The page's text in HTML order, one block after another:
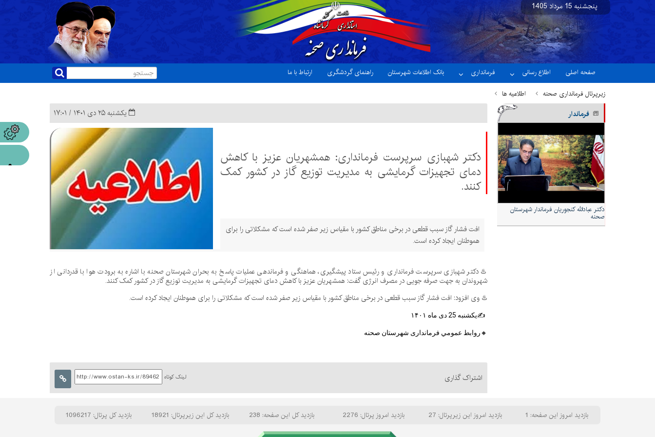
پنجشنبه 15 مرداد 1405نسخه آزمایشی
صفحه اصلی اطلاع رسانی فرمانداری بانک اطلاعات شهرستان راهنمای گردشگری
ارتباط با ما
زیرپرتال فرمانداری صحنه
اطلاعیه ها
یکشنبه ۲۵ دی ۱۴۰۱ / ۱۷:۰۱
دکتر شهبازی سرپرست فرمانداری: همشهریان عزیز با کاهش
دمای تجهیزات گرمایشی به مدیریت توزیع گاز در کشور کمک
کنند.
افت فشار گاز سبب قطعی در برخی مناطق کشور با مقیاس زیر صفر شده است که مشکلاتی را برای
هموطنان ایجاد کرده است.
♨️ دکتر شهبازی سرپرست فرمانداری و رئیس ستاد پیشگیری، هماهنگی و فرماندهی عملیات پاسخ به بحران شهرستان صحنه با اشاره به برودت هوا با قدردانی از
شهروندان به جهت صرفه جویی در مصرف انرژی گفت: همشهریان عزیز با کاهش دمای تجهیزات گرمایشی به مدیریت توزیع گاز در کشور کمک کنند.
♨️ وی افزود: افت فشار گاز سبب قطعی در برخی مناطق کشور با مقیاس زیر صفر شده است که مشکلاتی را برای هموطنان ایجاد کرده است.
✍یکشنبه 25 دی ماه ۱۴۰۱
🔸روابط عمومي فرمانداری شهرستان صحنه
اشتراک گذاری لینک کوتاه
فرماندار
دكتر عبادالله كنجوريان فرماندار شهرستان
صحنه
بازدید امروز این صفحه: 1 بازدید امروز این زیرپرتال: 27 بازدید امروز پرتال: 2276 بازدید کل این صفحه: 238 بازدید کل این زیرپرتال: 18921 بازدید کل پرتال: 1096217